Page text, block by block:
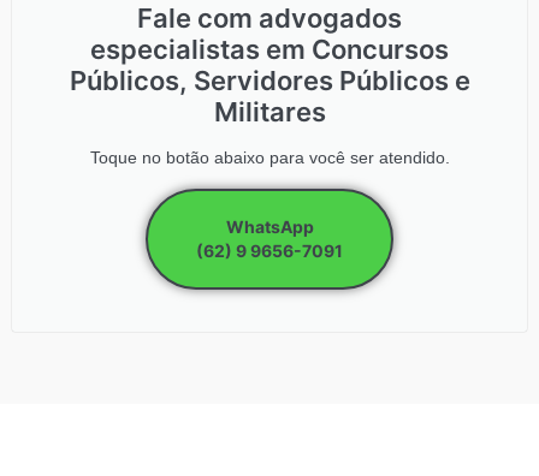
Fale com advogados
especialistas em Concursos
Públicos, Servidores Públicos e
Militares
Toque no botão abaixo para você ser atendido.
WhatsApp
(62) 9 9656-7091